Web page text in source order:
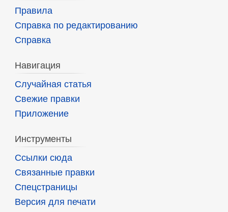
Правила
Справка по редактированию
Справка
Навигация
Случайная статья
Свежие правки
Приложение
Инструменты
Ссылки сюда
Связанные правки
Спецстраницы
Версия для печати